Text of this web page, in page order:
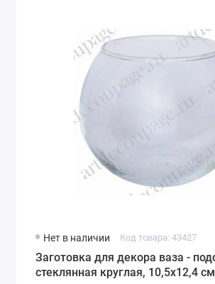
Нет в наличии Код товара: 43427
Заготовка для декора ваза - подсвечник
стеклянная круглая, 10,5х12,4 см